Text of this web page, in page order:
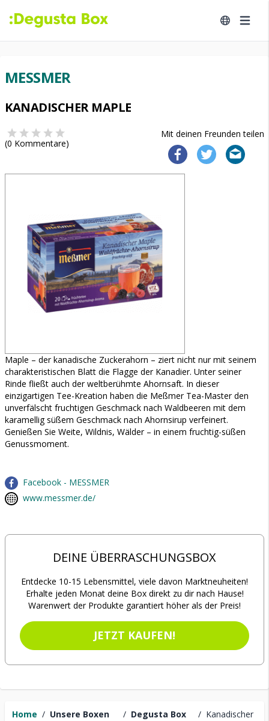
Home / Unsere Boxen
/ Degusta Box
/ Kanadischer
MESSMER
KANADISCHER MAPLE
Mit deinen Freunden teilen
(0 Kommentare)
Maple – der kanadische Zuckerahorn – ziert nicht nur mit seinem
charakteristischen Blatt die Flagge der Kanadier. Unter seiner
Rinde fließt auch der weltberühmte Ahornsaft. In dieser
einzigartigen Tee-Kreation haben die Meßmer Tea-Master den
unverfälscht fruchtigen Geschmack nach Waldbeeren mit dem
karamellig süßem Geschmack nach Ahornsirup verfeinert.
Genießen Sie Weite, Wildnis, Wälder – in einem fruchtig-süßen
Genussmoment.
Facebook - MESSMER
www.messmer.de/
DEINE ÜBERRASCHUNGSBOX
Entdecke 10-15 Lebensmittel, viele davon Marktneuheiten!
Erhalte jeden Monat deine Box direkt zu dir nach Hause!
Warenwert der Produkte garantiert höher als der Preis!
JETZT KAUFEN!